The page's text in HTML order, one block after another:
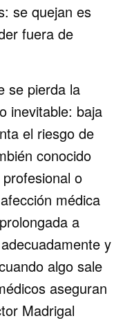
se quejan es
fuera de
se pierda la
inevitable: baja
el riesgo de
conocido
o
médica
a
y
algo sale
aseguran
Madrigal